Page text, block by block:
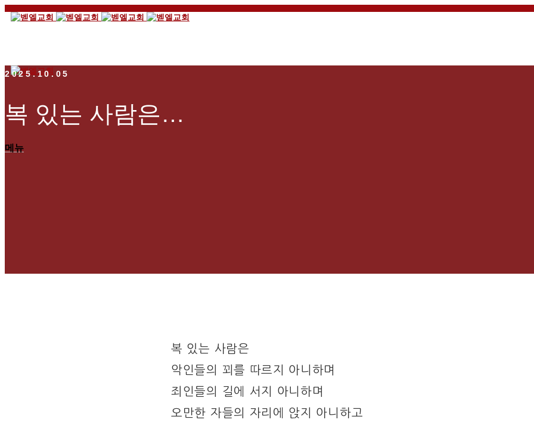
메뉴
2025.10.05
복 있는 사람은…
복 있는 사람은
악인들의 꾀를 따르지 아니하며
죄인들의 길에 서지 아니하며
오만한 자들의 자리에 앉지 아니하고